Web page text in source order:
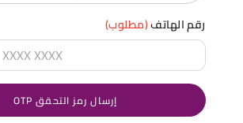
رقم الهاتف(مطلوب)
إرسال رمز التحقق OTP